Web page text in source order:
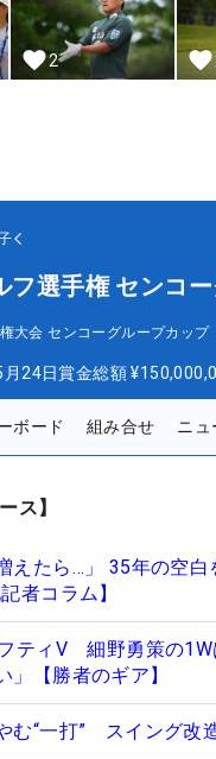
2
フ選手権 センコ
大会 センコーグループカップ
24日賞金総額
ボード 組み合せ ニュ
ス】
えたら…」 35年の空
者コラム】
ティV 細野勇策の
」【勝者のギア】
む“一打” スイング改